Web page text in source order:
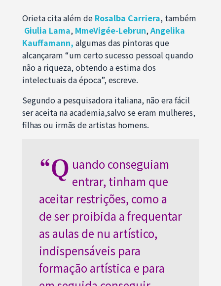
Orieta cita além de Rosalba Carriera, também
Giulia Lama, MmeVigée-Lebrun, Angelika
Kauffamann, algumas das pintoras que
alcançaram “um certo sucesso pessoal quando
não a riqueza, obtendo a estima dos
intelectuais da época”, escreve.
Segundo a pesquisadora italiana, não era fácil
ser aceita na academia,salvo se eram mulheres,
filhas ou irmãs de artistas homens.
“Q uando conseguiam
entrar, tinham que
aceitar restrições, como a
de ser proibida a frequentar
as aulas de nu artístico,
indispensáveis para
formação artística e para